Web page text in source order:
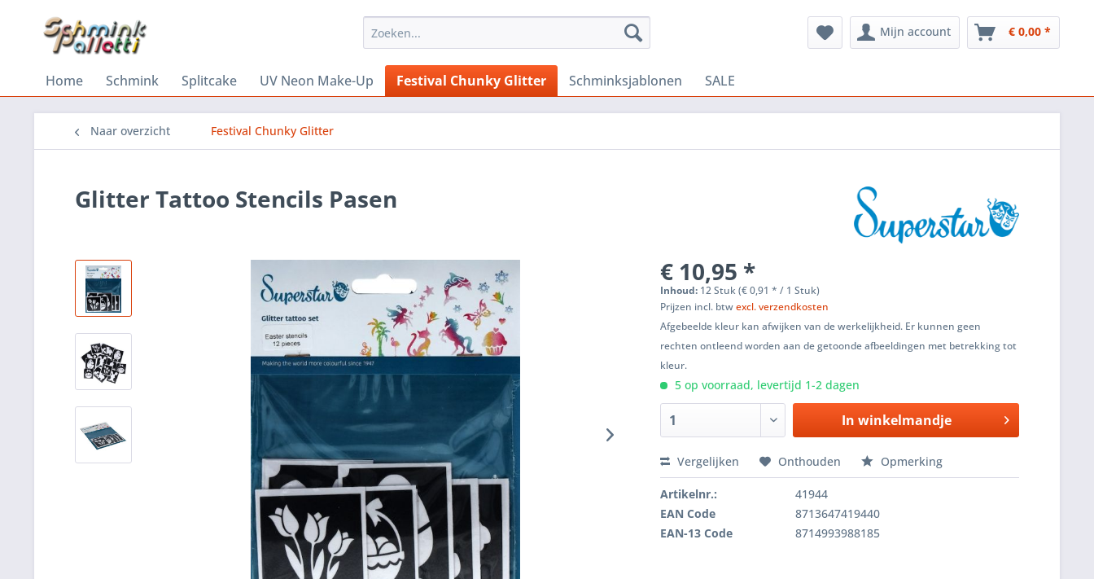
Mijn account € 0,00 *
Home Schmink Splitcake UV Neon Make-Up Festival Chunky Glitter Schminksjablonen SALE
Naar overzicht Festival Chunky Glitter
Glitter Tattoo Stencils Pasen
€ 10,95 *
Inhoud: 12 Stuk (€ 0,91 * / 1 Stuk)
Prijzen incl. btwexcl. verzendkosten
Afgebeelde kleur kan afwijken van de werkelijkheid. Er kunnen geen
rechten ontleend worden aan de getoonde afbeeldingen met betrekking tot
kleur.
5 op voorraad, levertijd 1-2 dagen
In winkelmandje
Vergelijken Onthouden Opmerking
Artikelnr.:
41944
EAN Code
8713647419440
EAN-13 Code
8714993988185